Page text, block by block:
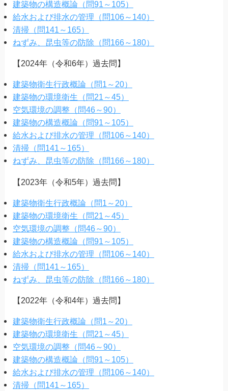
建築物の構造概論（問91～105）
給水および排水の管理（問106～140）
清掃（問141～165）
ねずみ、昆虫等の防除（問166～180）
【2024年（令和6年）過去問】
建築物衛生行政概論（問1～20）
建築物の環境衛生（問21～45）
空気環境の調整（問46～90）
建築物の構造概論（問91～105）
給水および排水の管理（問106～140）
清掃（問141～165）
ねずみ、昆虫等の防除（問166～180）
【2023年（令和5年）過去問】
建築物衛生行政概論（問1～20）
建築物の環境衛生（問21～45）
空気環境の調整（問46～90）
建築物の構造概論（問91～105）
給水および排水の管理（問106～140）
清掃（問141～165）
ねずみ、昆虫等の防除（問166～180）
【2022年（令和4年）過去問】
建築物衛生行政概論（問1～20）
建築物の環境衛生（問21～45）
空気環境の調整（問46～90）
建築物の構造概論（問91～105）
給水および排水の管理（問106～140）
清掃（問141～165）